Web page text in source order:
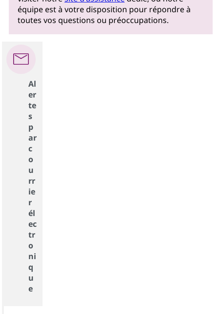
équipe est à votre disposition pour répondre à
toutes vos questions ou préoccupations.
Al
er
te
s
p
ar
c
o
u
rr
ie
r
él
ec
tr
o
ni
q
u
e